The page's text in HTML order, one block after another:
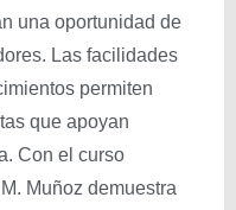
una oportunidad de
Las facilidades
permiten
que apoyan
Con el curso
Muñoz demuestra